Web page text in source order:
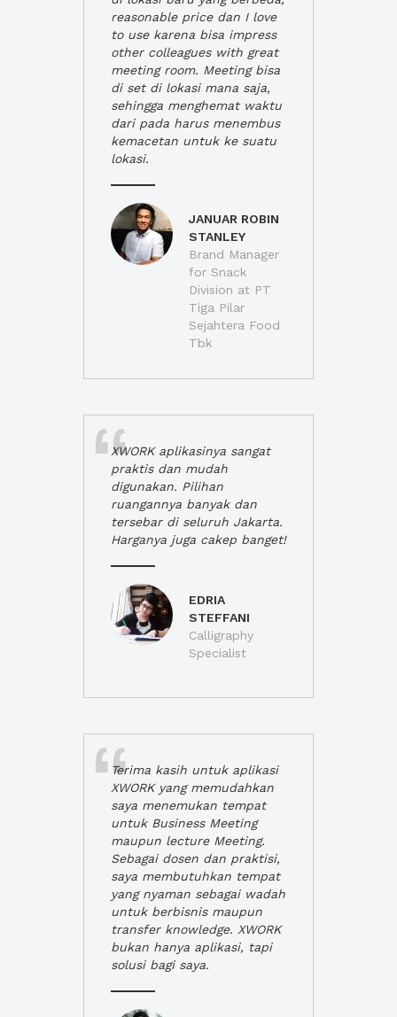
reasonable price dan I love
to use karena bisa impress
other colleagues with great
meeting room. Meeting bisa
di set di lokasi mana saja,
sehingga menghemat waktu
dari pada harus menembus
kemacetan untuk ke suatu
lokasi.
JANUAR ROBIN
STANLEY
Brand Manager
for Snack
Division at PT
Tiga Pilar
Sejahtera Food
Tbk
XWORK aplikasinya sangat
praktis dan mudah
digunakan. Pilihan
ruangannya banyak dan
tersebar di seluruh Jakarta.
Harganya juga cakep banget!
EDRIA
STEFFANI
Calligraphy
Specialist
Terima kasih untuk aplikasi
XWORK yang memudahkan
saya menemukan tempat
untuk Business Meeting
maupun lecture Meeting.
Sebagai dosen dan praktisi,
saya membutuhkan tempat
yang nyaman sebagai wadah
untuk berbisnis maupun
transfer knowledge. XWORK
bukan hanya aplikasi, tapi
solusi bagi saya.